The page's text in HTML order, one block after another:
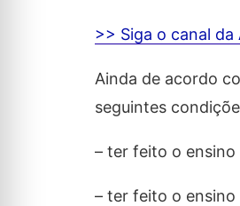
>> Siga o canal da
Ainda de acordo
seguintes
– ter feito o ensino
– ter feito o